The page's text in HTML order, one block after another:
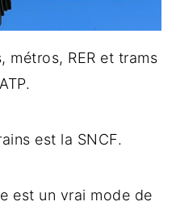
métros, RER et trams
est la SNCF.
est un vrai mode de